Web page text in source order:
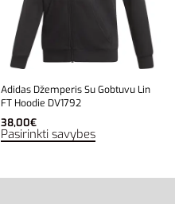
Adidas Džemperis Su Gobtuvu Lin
FT Hoodie DV1792
38,00€
Pasirinkti savybes